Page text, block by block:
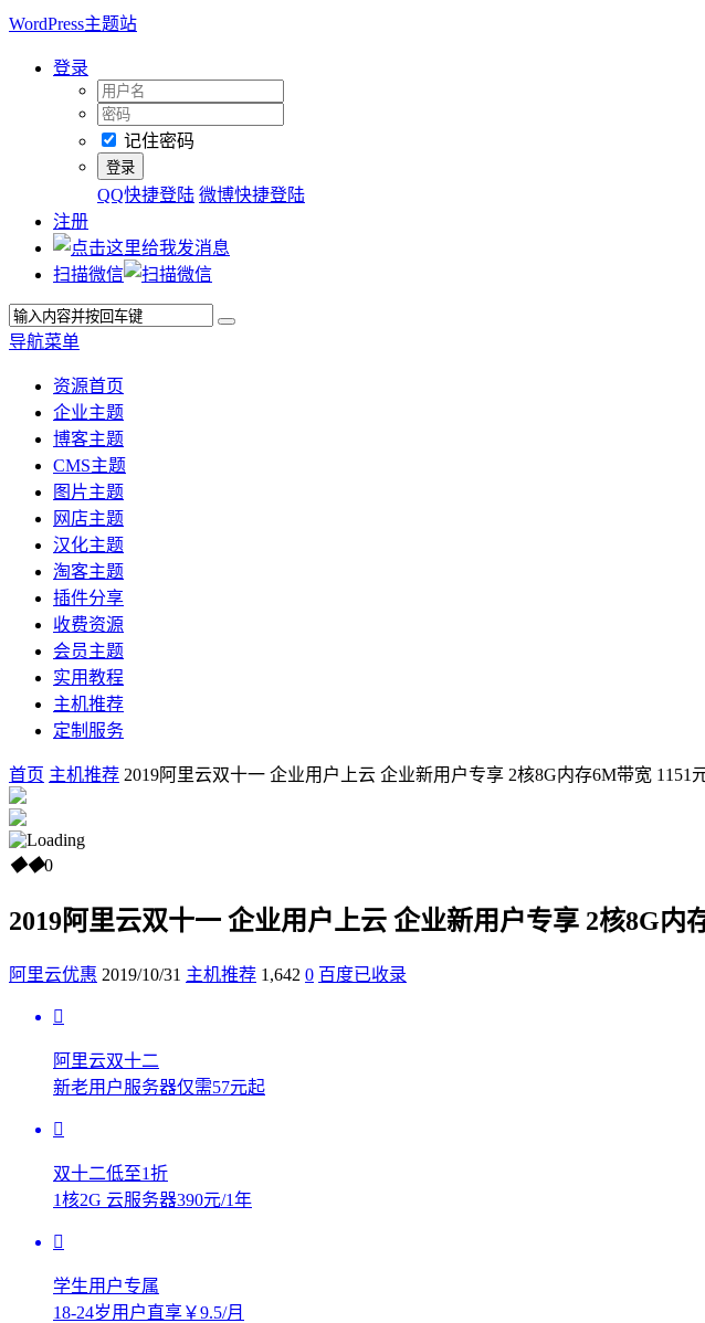
WordPress主题站
登录
记住密码
QQ快捷登陆 微博快捷登陆
注册
扫描微信
导航菜单
资源首页
企业主题
博客主题
CMS主题
图片主题
网店主题
汉化主题
淘客主题
插件分享
收费资源
会员主题
实用教程
主机推荐
定制服务
首页 主机推荐 2019阿里云双十一 企业用户上云 企业新用户专享 2核8G内存6M带宽 1151
◆◆0
2019阿里云双十一 企业用户上云 企业新用户专享 2核8G内
阿里云优惠 2019/10/31 主机推荐 1,642 0 百度已收录
阿里云双十二
新老用户服务器仅需57元起
双十二低至1折
1核2G 云服务器390元/1年
学生用户专属
18-24岁用户直享￥9.5/月